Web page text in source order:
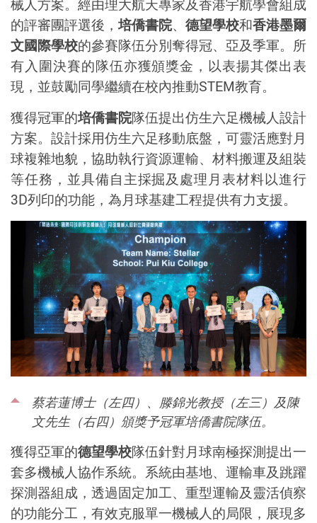
械人方案。經由理大航天專家及香港宇航學會組成
的評審團評選後，培僑書院、 德望學校和香港墨爾
文國際學校的參賽隊伍分別奪得冠、亞及季軍。所
有入圍決賽的隊伍亦獲頒獎金，以表揚其傑出表
現，並鼓勵同學繼續在校內推動STEM教育。
獲得冠軍的培僑書院隊伍提出仿生六足機械人設計
方案。設計採用仿生六足移動底盤，可靈活應對月
球複雜地貌，協助執行資源運輸、材料搬運及組裝
等任務，並具備自主採掘及處理月表材料以進行
3D列印的功能，為月球基建工程提供有力支援。
蔡若蓮博士（左四）、滕錦光教授（左三）及陳
文先生（右四）頒獎予冠軍培僑書院隊伍。
獲得亞軍的德望學校隊伍針對月球南極探測提出一
套多機械人協作系統。系統由基地、運輸車及跳躍
探測器組成，透過固定加工、重型運輸及靈活偵察
的功能分工，有效克服單一機械人的局限，展現多